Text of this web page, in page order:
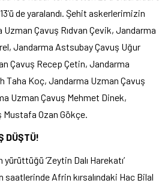
de yaralandı. Şehit askerlerimizin
Çavuş Rıdvan Çevik, Jandarma
Jandarma Astsubay Çavuş Uğur
Çavuş Recep Çetin, Jandarma
Taha Koç, Jandarma Uzman Çavuş
Uzman Çavuş Mehmet Dinek,
Ozan Gökçe.
DÜŞTÜ!
‘Zeytin Dalı Harekatı’
saatlerinde Afrin kırsalındaki Hac Bilal